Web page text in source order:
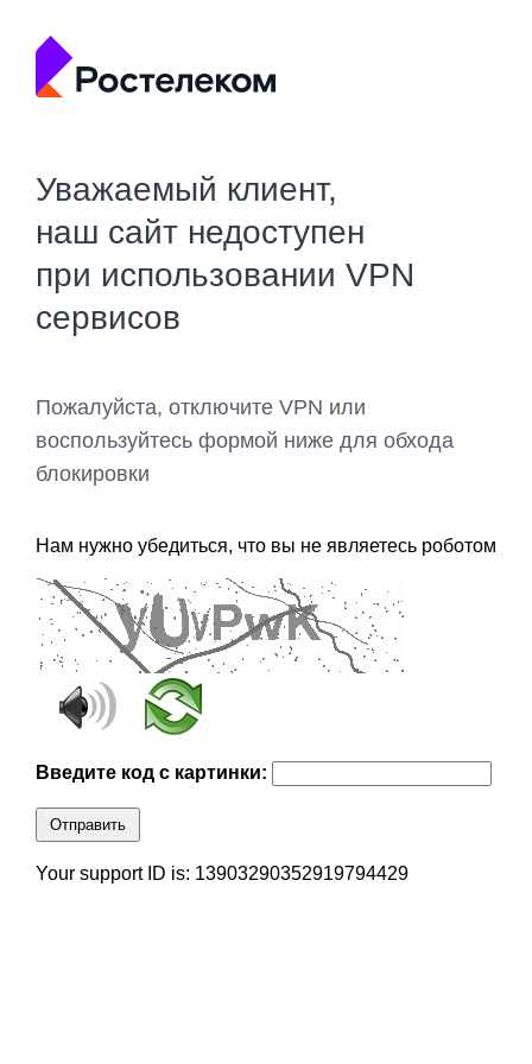
Уважаемый клиент,
наш сайт недоступен
при использовании VPN
сервисов
Пожалуйста, отключите VPN или
воспользуйтесь формой ниже для обхода
блокировки
Нам нужно убедиться, что вы не являетесь роботом
Введите код с картинки:
Отправить
Your support ID is: 13903290352919794429